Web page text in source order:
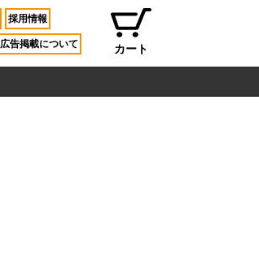
採用情報
広告掲載について カート